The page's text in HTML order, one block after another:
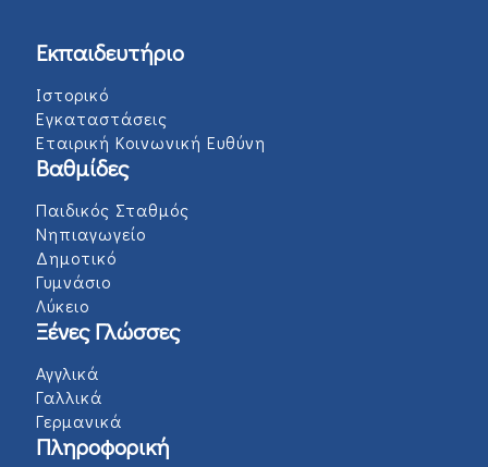
Εκπαιδευτήριο
Ιστορικό
Εγκαταστάσεις
Εταιρική Κοινωνική Ευθύνη
Βαθμίδες
Παιδικός Σταθμός
Νηπιαγωγείο
Δημοτικό
Γυμνάσιο
Λύκειο
Ξένες Γλώσσες
Αγγλικά
Γαλλικά
Γερμανικά
Πληροφορική